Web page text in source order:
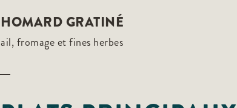
HOMARD GRATINÉ
ail, fromage et fines herbes